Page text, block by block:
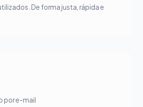
De forma justa, rápida e
por e-mail